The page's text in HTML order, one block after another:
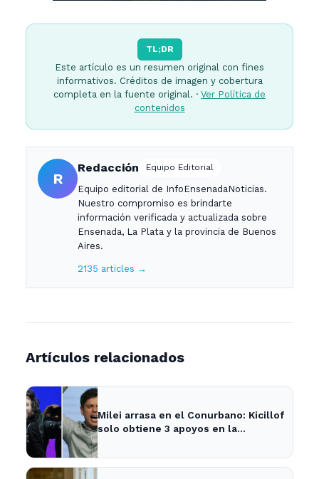
TL;DR
Este artículo es un resumen original con fines
informativos. Créditos de imagen y cobertura
completa en la fuente original. · Ver Política de
contenidos
R
Redacción Equipo Editorial
Equipo editorial de InfoEnsenadaNoticias.
Nuestro compromiso es brindarte
información verificada y actualizada sobre
Ensenada, La Plata y la provincia de Buenos
Aires.
2135 articles →
Artículos relacionados
Milei arrasa en el Conurbano: Kicillof
solo obtiene 3 apoyos en la